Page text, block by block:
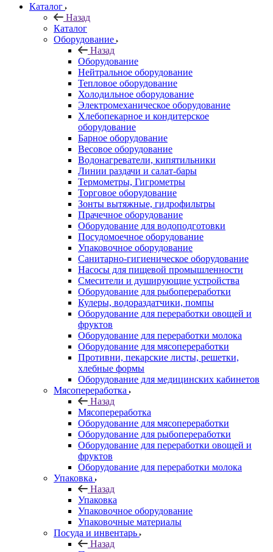
Каталог
Назад
Каталог
Оборудование
Назад
Оборудование
Нейтральное оборудование
Тепловое оборудование
Холодильное оборудование
Электромеханическое оборудование
Хлебопекарное и кондитерское
оборудование
Барное оборудование
Весовое оборудование
Водонагреватели, кипятильники
Линии раздачи и салат-бары
Термометры, Гигрометры
Торговое оборудование
Зонты вытяжные, гидрофильтры
Прачечное оборудование
Оборудование для водоподготовки
Посудомоечное оборудование
Упаковочное оборудование
Санитарно-гигиеническое оборудование
Насосы для пищевой промышленности
Смесители и душирующие устройства
Оборудование для рыбопереработки
Кулеры, водораздатчики, помпы
Оборудование для переработки овощей и
фруктов
Оборудование для переработки молока
Оборудование для мясопереработки
Противни, пекарские листы, решетки,
хлебные формы
Оборудование для медицинских кабинетов
Мясопереработка
Назад
Мясопереработка
Оборудование для мясопереработки
Оборудование для рыбопереработки
Оборудование для переработки овощей и
фруктов
Оборудование для переработки молока
Упаковка
Назад
Упаковка
Упаковочное оборудование
Упаковочные материалы
Посуда и инвентарь
Назад